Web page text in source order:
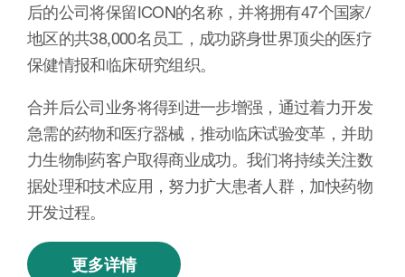
后的公司将保留ICON的名称，并将拥有47个国家/
地区的共38,000名员工，成功跻身世界顶尖的医疗
保健情报和临床研究组织。
合并后公司业务将得到进一步增强，通过着力开发
急需的药物和医疗器械，推动临床试验变革，并助
力生物制药客户取得商业成功。我们将持续关注数
据处理和技术应用，努力扩大患者人群，加快药物
开发过程。
更多详情